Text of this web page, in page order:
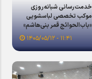
خدمت‌رسانی شبانه‌روزی
موکب تخصصی لباسشویی
«باب‌الحوائج قمر بنی‌هاشم»
اصفهان در کربلا/گفتگوی
۱۱:۴۱ - ۱۴۰۵/۰۵/۱۲